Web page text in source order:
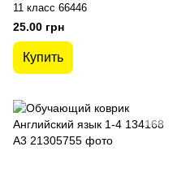
11 класс 66446
25.00 грн
Купить